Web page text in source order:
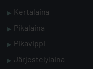
Kertalaina
Pikalaina
Pikavippi
Järjestelylaina